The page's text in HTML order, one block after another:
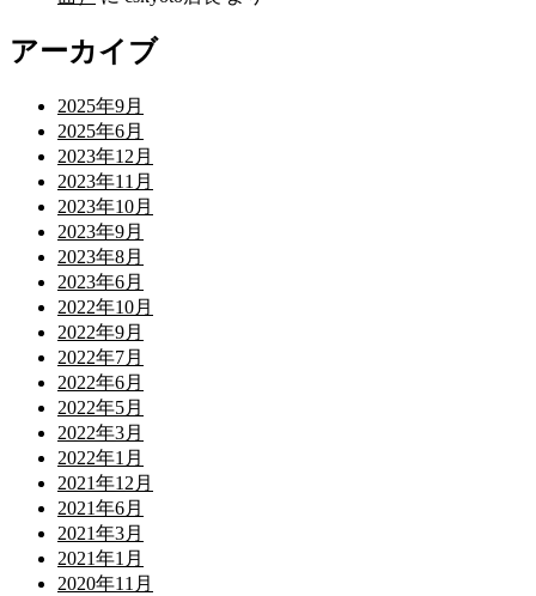
アーカイブ
2025年9月
2025年6月
2023年12月
2023年11月
2023年10月
2023年9月
2023年8月
2023年6月
2022年10月
2022年9月
2022年7月
2022年6月
2022年5月
2022年3月
2022年1月
2021年12月
2021年6月
2021年3月
2021年1月
2020年11月